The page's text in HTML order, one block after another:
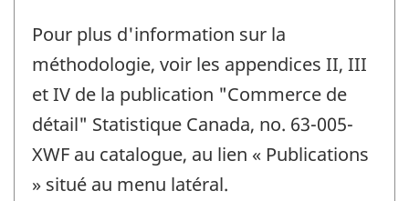
Pour plus d'information sur la
méthodologie, voir les appendices II, III
et IV de la publication "Commerce de
détail" Statistique Canada, no. 63-005-
XWF au catalogue, au lien « Publications
» situé au menu latéral.